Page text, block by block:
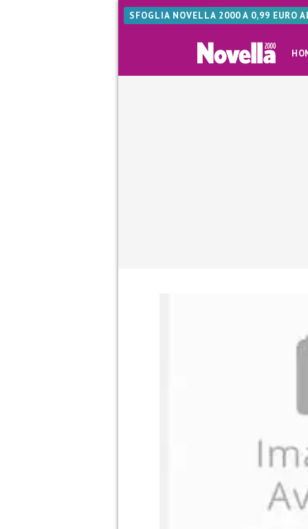
SFOGLIA NOVELLA 2000 A 0,99 EURO